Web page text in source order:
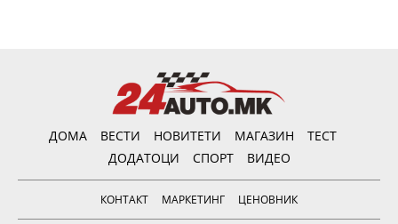
ДОМА ВЕСТИ НОВИТЕТИ МАГАЗИН
ТЕСТ
ДОДАТОЦИ
СПОРТ ВИДЕО
КОНТАКТ МАРКЕТИНГ ЦЕНОВНИК